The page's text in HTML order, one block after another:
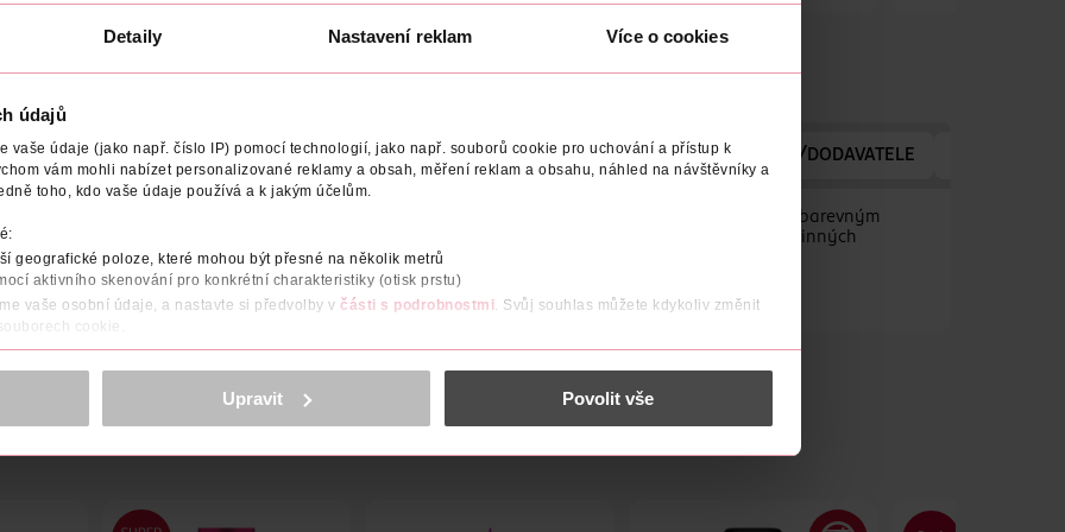
Detaily Nastavení reklam Více o cookies
údajů
vaše údaje (jako např. číslo IP) pomocí technologií, jako např. souborů cookie pro uchování a přístup k
vám mohli nabízet personalizované reklamy a obsah, měření reklam a obsahu, náhled na návštěvníky a
toho, kdo vaše údaje používá a k jakým účelům.
geografické poloze, které mohou být přesné na několik metrů
aktivního skenování pro konkrétní charakteristiky (otisk prstu)
vaše osobní údaje, a nastavte si předvolby v části s podrobnostmi. Svůj souhlas můžete kdykoliv změnit
cookie.
a reklam, funkcí sociálních médií, analýze návštěvnosti, které mohou nést osobní údaje.
osobních údajů.
<
Upravit Povolit vše
Obj. č.: 957823 Obj. č.: 957816 Obj. č.: 696838
STUPEŇ ZABARVENÍ POČET NÁZEV VÝROBCE/DODAVATELE ADRESA VÝROBCE/DODAVATELE
šediny a vlasům dodá perleťový lesk. Nabízí intenzivní a dokonalé krytí s výjimečně výrazným barevným
zůstává živý a zářivý. Barva na vlasy Garnier Color Sensation přináší dosud nejvyšší obsah účinných